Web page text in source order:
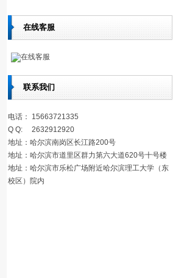
在线客服
在线客服
联系我们
电话： 15663721335
Q Q: 2632912920
地址：哈尔滨南岗区长江路200号
地址：哈尔滨市道里区群力第六大道620号十号楼
地址：哈尔滨市乐松广场附近哈尔滨理工大学（东
校区）院内